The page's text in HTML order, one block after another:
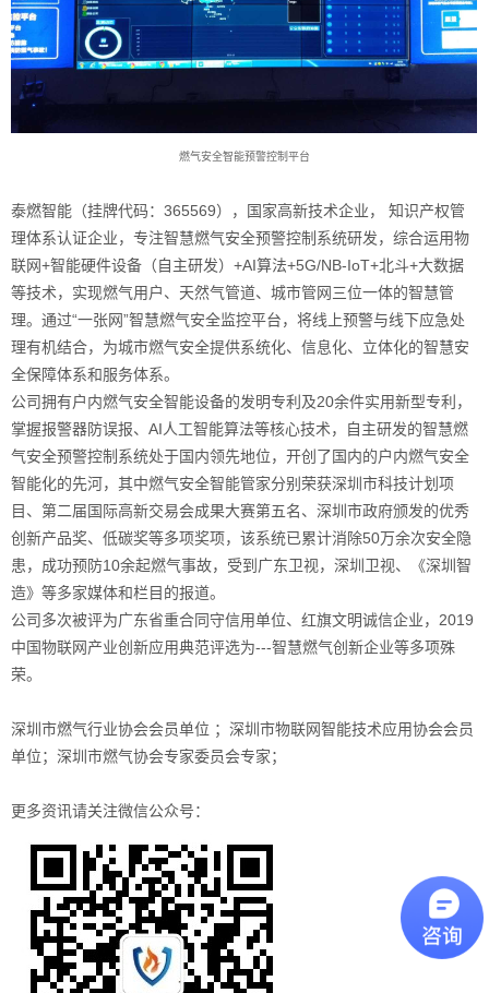
燃气安全智能预警控制平台
泰燃智能（挂牌代码：365569），国家高新技术企业， 知识产权管
理体系认证企业，专注智慧燃气安全预警控制系统研发，综合运用物
联网+智能硬件设备（自主研发）+AI算法+5G/NB-IoT+北斗+大数据
等技术，实现燃气用户、天然气管道、城市管网三位一体的智慧管
理。通过“一张网”智慧燃气安全监控平台，将线上预警与线下应急处
理有机结合，为城市燃气安全提供系统化、信息化、立体化的智慧安
全保障体系和服务体系。
公司拥有户内燃气安全智能设备的发明专利及20余件实用新型专利，
掌握报警器防误报、AI人工智能算法等核心技术，自主研发的智慧燃
气安全预警控制系统处于国内领先地位，开创了国内的户内燃气安全
智能化的先河，其中燃气安全智能管家分别荣获深圳市科技计划项
目、第二届国际高新交易会成果大赛第五名、深圳市政府颁发的优秀
创新产品奖、低碳奖等多项奖项，该系统已累计消除50万余次安全隐
患，成功预防10余起燃气事故，受到广东卫视，深圳卫视、《深圳智
造》等多家媒体和栏目的报道。
公司多次被评为广东省重合同守信用单位、红旗文明诚信企业，2019
中国物联网产业创新应用典范评选为---智慧燃气创新企业等多项殊
荣。
深圳市燃气行业协会会员单位 ；深圳市物联网智能技术应用协会会员
单位；深圳市燃气协会专家委员会专家；
更多资讯请关注微信公众号：